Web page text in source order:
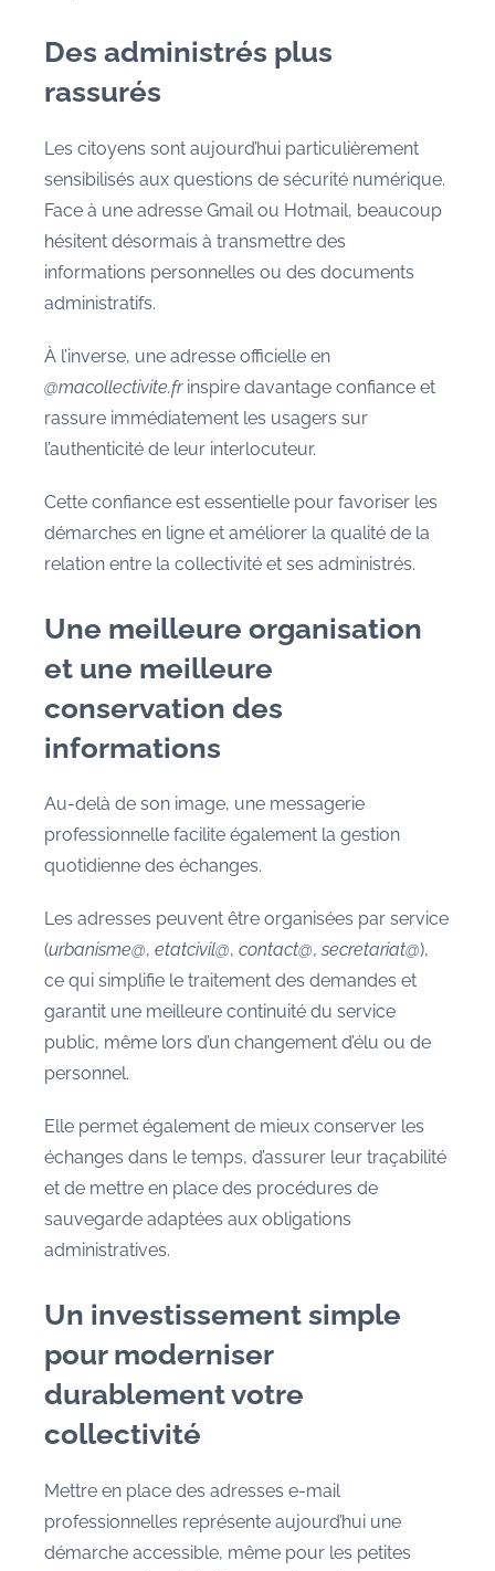
Des administrés plus
rassurés
Les citoyens sont aujourd’hui particulièrement
sensibilisés aux questions de sécurité numérique.
Face à une adresse Gmail ou Hotmail, beaucoup
hésitent désormais à transmettre des
informations personnelles ou des documents
administratifs.
À l’inverse, une adresse officielle en
@macollectivite.frinspire davantage confiance et
rassure immédiatement les usagers sur
l’authenticité de leur interlocuteur.
Cette confiance est essentielle pour favoriser les
démarches en ligne et améliorer la qualité de la
relation entre la collectivité et ses administrés.
Une meilleure organisation
et une meilleure
conservation des
informations
Au-delà de son image, une messagerie
professionnelle facilite également la gestion
quotidienne des échanges.
Les adresses peuvent être organisées par service
(urbanisme@, etatcivil@, contact@, secretariat@),
ce qui simplifie le traitement des demandes et
garantit une meilleure continuité du service
public, même lors d’un changement d’élu ou de
personnel.
Elle permet également de mieux conserver les
échanges dans le temps, d’assurer leur traçabilité
et de mettre en place des procédures de
sauvegarde adaptées aux obligations
administratives.
Un investissement simple
pour moderniser
durablement votre
collectivité
Mettre en place des adresses e-mail
professionnelles représente aujourd’hui une
démarche accessible, même pour les petites